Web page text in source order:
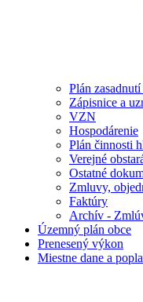
Plán
Zápisnice a
VZN
Hospodárenie
Plán činnosti
Verejné
Ostatné
Zmluvy,
Faktúry
Archív -
Územný plán obce
Prenesený výkon
Miestne dane a